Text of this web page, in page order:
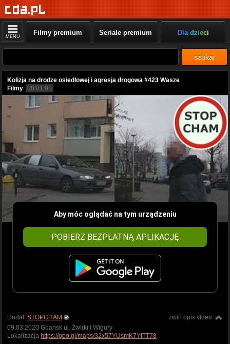
MENU Filmy premium Seriale premium Dla dzieci
szukaj
Kolizja na drodze osiedlowej i agresja drogowa #423 Wasze
Filmy 00:01:01
Aby móc oglądać na tym urządzeniu
POBIERZ BEZPŁATNĄ APLIKACJĘ
zwiń opis video
Dodał: STOPCHAM
09.03.2020 Gdańsk ul. Żwirki i Wigury
Lokalizacja https://goo.gl/maps/32x57YUsmK7YtTT78